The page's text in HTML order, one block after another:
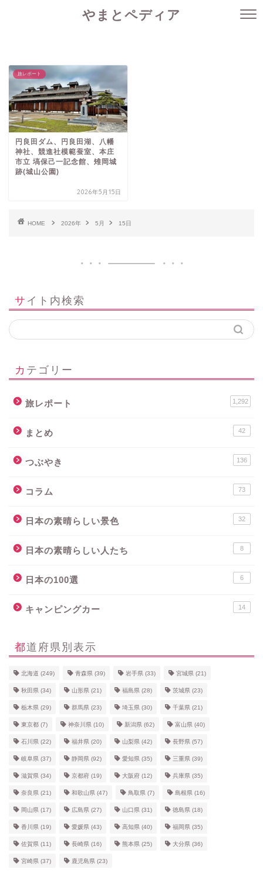
やまとペディア
旅レポート
円良田ダム、円良田湖、八幡
神社、競進社模範蚕室、本庄
市立 塙保己一記念館、雉岡城
跡(城山公園)
2026年5月15日
HOME 2026年 5月 15日
サイト内検索
カテゴリー
旅レポート 1,292
まとめ 42
つぶやき 136
コラム 73
日本の素晴らしい景色 32
日本の素晴らしい人たち 8
日本の100選 6
キャンピングカー 14
都道府県別表示
北海道 (249) 青森県 (39) 岩手県 (33) 宮城県 (21)
秋田県 (34) 山形県 (21) 福島県 (28) 茨城県 (23)
栃木県 (29) 群馬県 (23) 埼玉県 (30) 千葉県 (21)
東京都 (7) 神奈川県 (10) 新潟県 (62) 富山県 (40)
石川県 (22) 福井県 (20) 山梨県 (42) 長野県 (57)
岐阜県 (37) 静岡県 (92) 愛知県 (35) 三重県 (39)
滋賀県 (34) 京都府 (19) 大阪府 (12) 兵庫県 (35)
奈良県 (21) 和歌山県 (47) 鳥取県 (7) 島根県 (16)
岡山県 (17) 広島県 (27) 山口県 (31) 徳島県 (18)
香川県 (19) 愛媛県 (43) 高知県 (40) 福岡県 (35)
佐賀県 (11) 長崎県 (16) 熊本県 (25) 大分県 (36)
宮崎県 (37) 鹿児島県 (23)